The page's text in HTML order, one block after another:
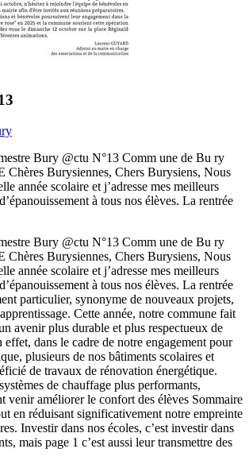
Bury @ctu N°13 Comm une de Bu ry
Burysiennes, Chers Burysiens, Nous
année scolaire et j’adresse mes meilleurs
à tous nos élèves. La rentrée
Bury @ctu N°13 Comm une de Bu ry
Burysiennes, Chers Burysiens, Nous
année scolaire et j’adresse mes meilleurs
à tous nos élèves. La rentrée
particulier, synonyme de nouveaux projets,
Cette année, notre commune fait
avenir plus durable et plus respectueux de
effet, dans le cadre de notre engagement pour
plusieurs de nos bâtiments scolaires et
de travaux de rénovation énergétique.
de chauffage plus performants,
venir améliorer le confort des élèves Sommaire
en réduisant significativement notre empreinte
Investir dans nos écoles, c’est investir dans
mais page 1 c’est aussi leur transmettre des